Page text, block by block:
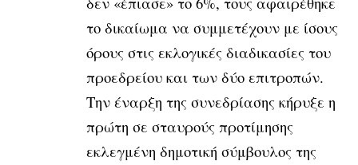
το δικαίωμα να συμμετέχουν με ίσους
όρους στις εκλογικές διαδικασίες του
προεδρείου και των δύο επιτροπών.
Την έναρξη της συνεδρίασης κήρυξε η
πρώτη σε σταυρούς προτίμησης
εκλεγμένη δημοτική σύμβουλος της